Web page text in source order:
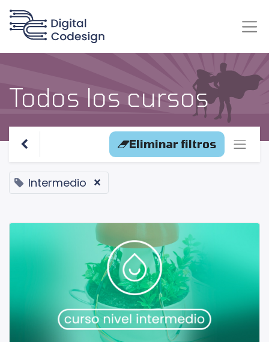
Todos los cursos
Eliminar filtros
Intermedio ×